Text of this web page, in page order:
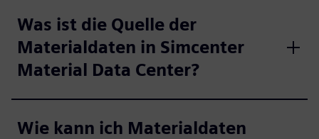
Was ist die Quelle der
Materialdaten in Simcenter
Material Data Center?
Wie kann ich Materialdaten